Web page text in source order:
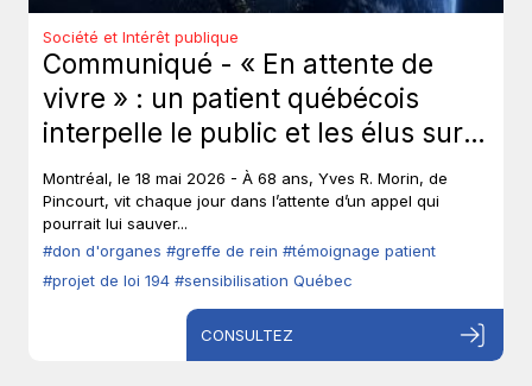
Société et Intérêt publique
Communiqué - « En attente de
vivre » : un patient québécois
interpelle le public et les élus sur
le don d’organes.
Montréal, le 18 mai 2026 - À 68 ans, Yves R. Morin, de
Pincourt, vit chaque jour dans l’attente d’un appel qui
pourrait lui sauver...
#don d'organes #greffe de rein #témoignage patient
#projet de loi 194 #sensibilisation Québec
CONSULTEZ